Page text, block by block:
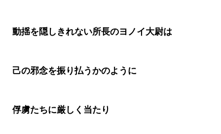
動揺を隠しきれない所長のヨノイ大尉は
己の邪念を振り払うかのように
俘虜たちに厳しく当たり